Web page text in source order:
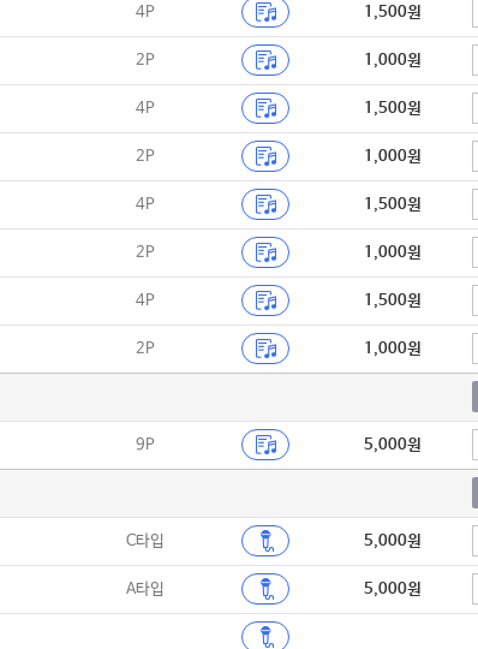
4P 1,500원
2P 1,000원
4P 1,500원
2P 1,000원
4P 1,500원
2P 1,000원
4P 1,500원
2P 1,000원
9P 5,000원
C타입 5,000원
A타입 5,000원